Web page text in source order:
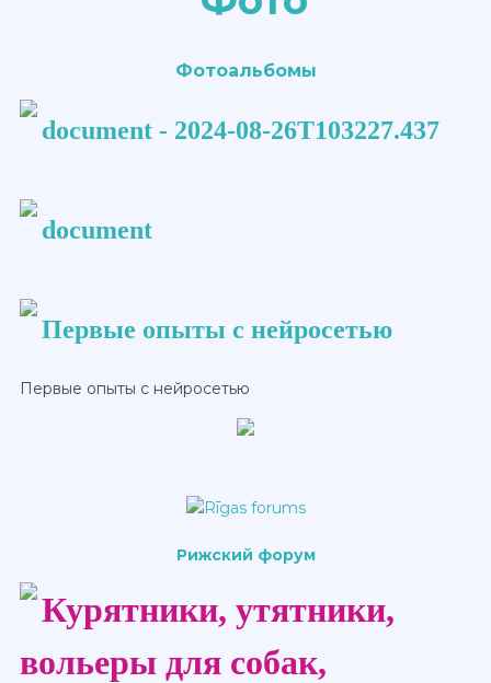
Фотоальбомы
document - 2024-08-26T103227.437
document
Первые опыты с нейросетью
Первые опыты с нейросетью
Рижский форум
Курятники, утятники,
вольеры для собак,